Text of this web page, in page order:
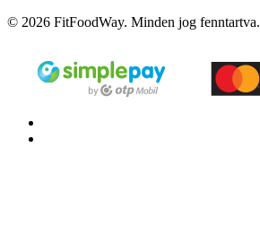
© 2026 FitFoodWay. Minden jog fenntartva.